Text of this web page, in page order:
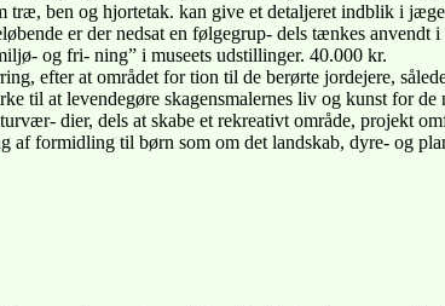
træ, ben og hjortetak. kan give et detaljeret indblik i
er der nedsat en følgegrup- dels tænkes anvendt
og fri- ning” i museets udstillinger. 40.000 kr.
efter at området for tion til de berørte jordejere,
til at levendegøre skagensmalernes liv og kunst for
dier, dels at skabe et rekreativt område, projekt
af formidling til børn som om det landskab, dyre- og